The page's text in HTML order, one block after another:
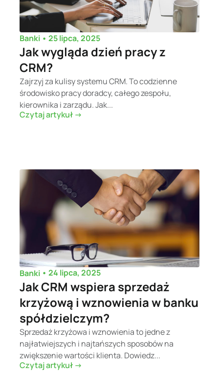
Banki • 25 lipca, 2025
Jak wygląda dzień pracy z
CRM?
Zajrzyj za kulisy systemu CRM. To codzienne
środowisko pracy doradcy, całego zespołu,
kierownika i zarządu. Jak...
Czytaj artykuł ->
Banki • 24 lipca, 2025
Jak CRM wspiera sprzedaż
krzyżową i wznowienia w banku
spółdzielczym?
Sprzedaż krzyżowa i wznowienia to jedne z
najłatwiejszych i najtańszych sposobów na
zwiększenie wartości klienta. Dowiedz...
Czytaj artykuł ->